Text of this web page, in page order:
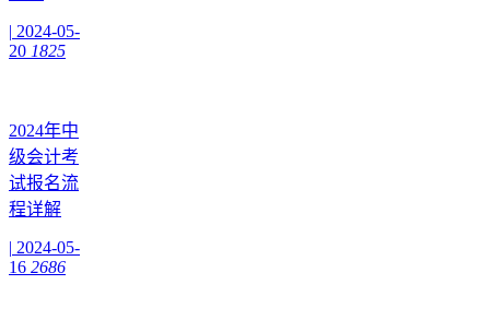
| 2024-05-
20 1825
2024年中
级会计考
试报名流
程详解
| 2024-05-
16 2686